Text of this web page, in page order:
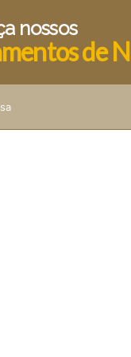
nossos
de